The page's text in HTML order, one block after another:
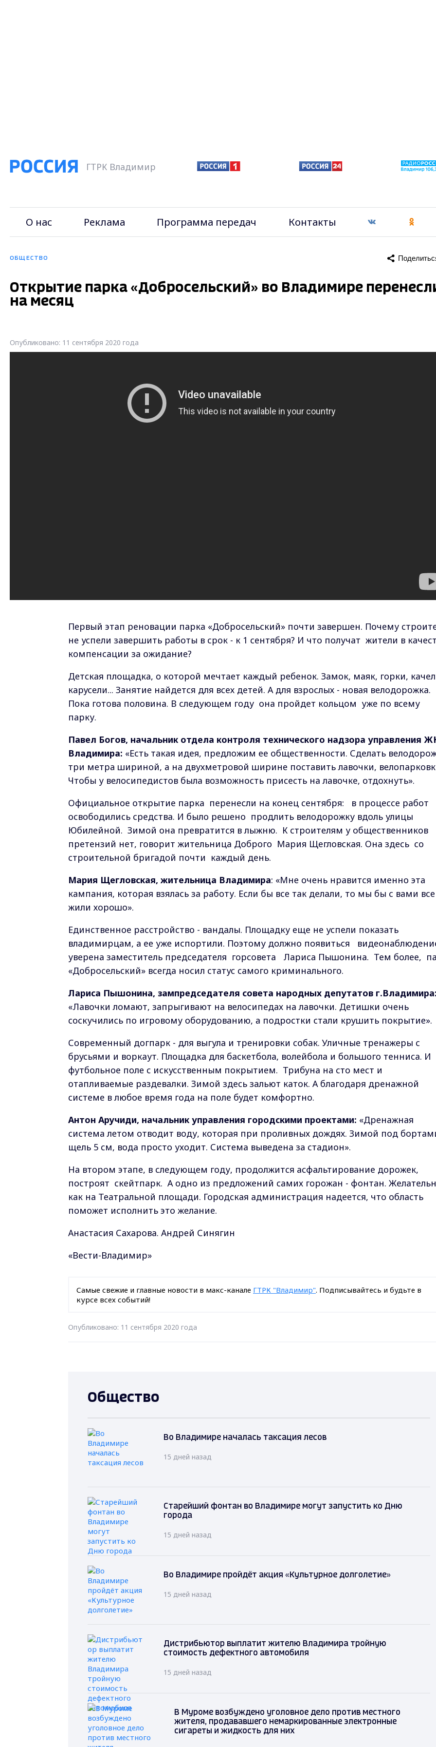
ГТРК Владимир
О нас Реклама Программа передач Контакты
ОБЩЕСТВО
Открытие парка «Добросельский» во Владимире
на месяц
Опубликовано: 11 сентября 2020 года
Первый этап реновации парка «Добросельский» почти завершен. Почему
не успели завершить работы в срок - к 1 сентября? И что получат жители в
компенсации за ожидание?
Детская площадка, о которой мечтает каждый ребенок. Замок, маяк, горки,
карусели... Занятие найдется для всех детей. А для взрослых - новая велодорожка.
Пока готова половина. В следующем году она пройдет кольцом уже по всему
парку.
Павел Богов, начальник отдела контроля технического надзора управления
Владимира: «Есть такая идея, предложим ее общественности. Сделать
три метра шириной, а на двухметровой ширине поставить лавочки,
Чтобы у велосипедистов была возможность присесть на лавочке, отдохнуть».
Официальное открытие парка перенесли на конец сентября: в процессе работ
освободились средства. И было решено продлить велодорожку вдоль улицы
Юбилейной. Зимой она превратится в лыжню. К строителям у общественников
претензий нет, говорит жительница Доброго Мария Щегловская. Она здесь со
строительной бригадой почти каждый день.
Мария Щегловская, жительница Владимира: «Мне очень нравится именно эта
кампания, которая взялась за работу. Если бы все так делали, то мы бы с вами все
жили хорошо».
Единственное расстройство - вандалы. Площадку еще не успели показать
владимирцам, а ее уже испортили. Поэтому должно появиться
уверена заместитель председателя горсовета Лариса Пышонина. Тем более,
«Добросельский» всегда носил статус самого криминального.
Лариса Пышонина, зампредседателя совета народных депутатов
«Лавочки ломают, запрыгивают на велосипедах на лавочки. Детишки очень
соскучились по игровому оборудованию, а подростки стали крушить покрытие».
Современный догпарк - для выгула и тренировки собак. Уличные тренажеры с
брусьями и воркаут. Площадка для баскетбола, волейбола и большого тенниса. И
футбольное поле с искусственным покрытием. Трибуна на сто мест и
отапливаемые раздевалки. Зимой здесь зальют каток. А благодаря дренажной
системе в любое время года на поле будет комфортно.
Антон Аручиди, начальник управления городскими проектами: «Дренажная
система летом отводит воду, которая при проливных дождях. Зимой под
щель 5 см, вода просто уходит. Система выведена за стадион».
На втором этапе, в следующем году, продолжится асфальтирование дорожек,
построят скейтпарк. А одно из предложений самих горожан - фонтан.
как на Театральной площади. Городская администрация надеется, что область
поможет исполнить это желание.
Анастасия Сахарова. Андрей Синягин
«Вести-Владимир»
Самые свежие и главные новости в макс-канале ГТРК "Владимир". Подписывайтесь и будьте в
курсе всех событий!
Опубликовано: 11 сентября 2020 года
Общество
Во Владимире началась таксация лесов
15 дней назад
Старейший фонтан во Владимире могут запустить ко Дню
города
15 дней назад
Во Владимире пройдёт акция «Культурное долголетие»
15 дней назад
Дистрибьютор выплатит жителю Владимира тройную
стоимость дефектного автомобиля
15 дней назад
В Муроме возбуждено уголовное дело против местного
жителя, продававшего немаркированные электронные
сигареты и жидкость для них